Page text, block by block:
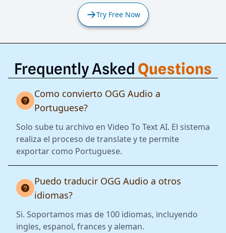
Try Free Now
Frequently Asked Questions
Como convierto OGG Audio a
Portuguese?
Solo sube tu archivo en Video To Text AI. El sistema
realiza el proceso de translate y te permite
exportar como Portuguese.
Puedo traducir OGG Audio a otros
idiomas?
Si. Soportamos mas de 100 idiomas, incluyendo
ingles, espanol, frances y aleman.